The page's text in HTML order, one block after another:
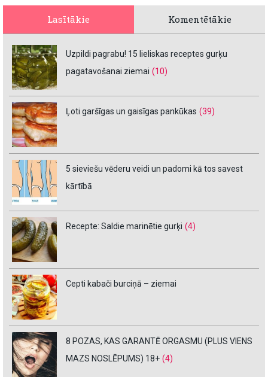
Lasītākie Komentētākie
Uzpildi pagrabu! 15 lieliskas receptes gurķu
pagatavošanai ziemai (10)
Ļoti garšīgas un gaisīgas pankūkas (39)
5 sieviešu vēderu veidi un padomi kā tos savest
kārtībā
Recepte: Saldie marinētie gurķi (4)
Cepti kabači burciņā – ziemai
8 POZAS, KAS GARANTĒ ORGASMU (PLUS VIENS
MAZS NOSLĒPUMS) 18+ (4)